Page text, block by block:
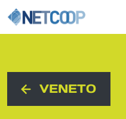
Navigazione
VENETO